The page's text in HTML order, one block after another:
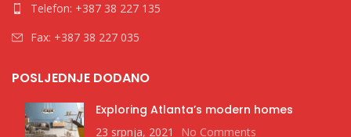
Telefon: +387 38 227 135
Fax: +387 38 227 035
POSLJEDNJE DODANO
Exploring Atlanta’s modern homes
23 srpnja, 2021 No Comments